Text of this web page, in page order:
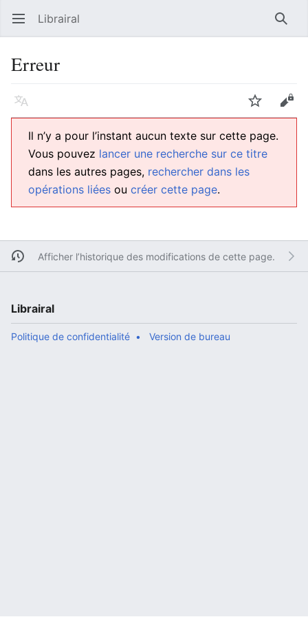
Ouvrir le menu principal Librairal
Erreur
Langue Suivre
Il n’y a pour l’instant aucun texte sur cette page.
Vous pouvez lancer une recherche sur ce titre
dans les autres pages, rechercher dans les
opérations liées ou créer cette page.
Afficher l’historique des modifications de cette page.
Librairal
Politique de confidentialité Version de bureau